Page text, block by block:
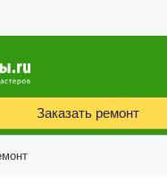
Заказать ремонт